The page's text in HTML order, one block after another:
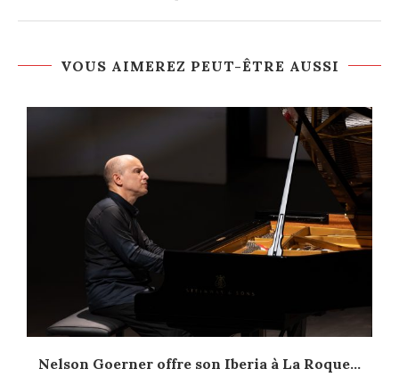
VOUS AIMEREZ PEUT-ÊTRE AUSSI
Nelson Goerner offre son Iberia à La Roque...